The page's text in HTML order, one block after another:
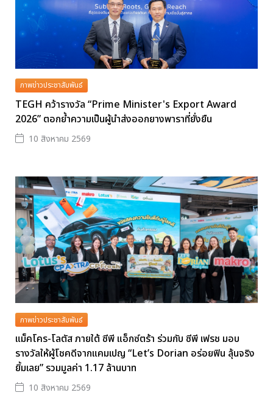
ภาพข่าวประชาสัมพันธ์
TEGH คว้ารางวัล “Prime Minister's Export Award
2026” ตอกย้ำความเป็นผู้นำส่งออกยางพาราที่ยั่งยืน
10 สิงหาคม 2569
ภาพข่าวประชาสัมพันธ์
แม็คโคร-โลตัส ภายใต้ ซีพี แอ็กซ์ตร้า ร่วมกับ ซีพี เฟรช มอบ
รางวัลให้ผู้โชคดีจากแคมเปญ “Let’s Dorian อร่อยฟิน ลุ้นจริง
ยิ้มเลย” รวมมูลค่า 1.17 ล้านบาท
10 สิงหาคม 2569